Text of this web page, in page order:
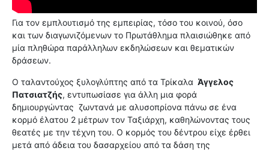
Για τον εμπλουτισμό της εμπειρίας, τόσο του κοινού, όσο
και των διαγωνιζόμενων το Πρωτάθλημα πλαισιώθηκε από
μία πληθώρα παράλληλων εκδηλώσεων και θεματικών
δράσεων.
Ο ταλαντούχος ξυλογλύπτης από τα Τρίκαλα Άγγελος
Πατσιατζής, εντυπωσίασε για άλλη μια φορά
δημιουργώντας ζωντανά με αλυσοπρίονα πάνω σε ένα
κορμό έλατου 2 μέτρων τον Ταξιάρχη, καθηλώνοντας τους
θεατές με την τέχνη του. Ο κορμός του δέντρου είχε έρθει
μετά από άδεια του δασαρχείου από τα δάση της